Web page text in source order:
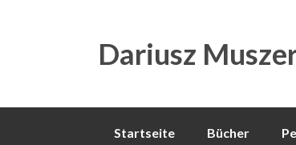
Dariusz
Direkt
Startseite Bücher